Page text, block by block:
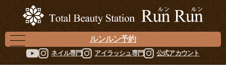
ルンルン予約
ネイル専門 アイラッシュ専門 公式アカウント